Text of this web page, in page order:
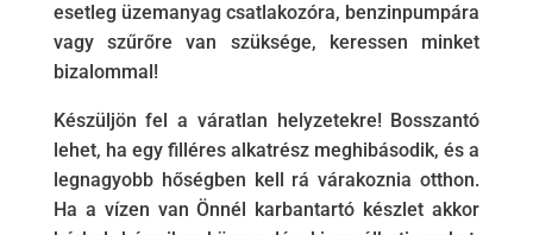
esetleg üzemanyag csatlakozóra, benzinpumpára
vagy szűrőre van szüksége, keressen minket
bizalommal!
Készüljön fel a váratlan helyzetekre! Bosszantó
lehet, ha egy filléres alkatrész meghibásodik, és a
legnagyobb hőségben kell rá várakoznia otthon.
Ha a vízen van Önnél karbantartó készlet akkor